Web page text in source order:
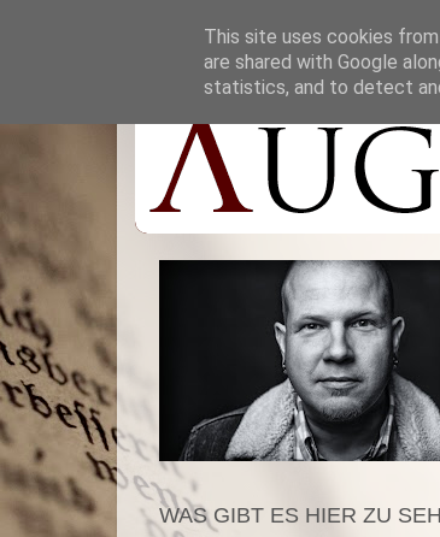
WAS GIBT ES HIER ZU
This site uses cookies
are shared with Google
statistics, and to detect